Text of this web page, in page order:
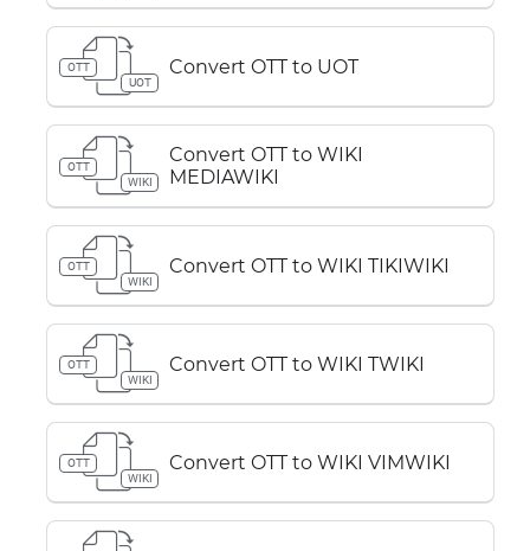
OTT
UOT
Convert OTT to UOT
OTT
WIKI
Convert OTT to WIKI
MEDIAWIKI
OTT
WIKI
Convert OTT to WIKI TIKIWIKI
OTT
WIKI
Convert OTT to WIKI TWIKI
OTT
WIKI
Convert OTT to WIKI VIMWIKI